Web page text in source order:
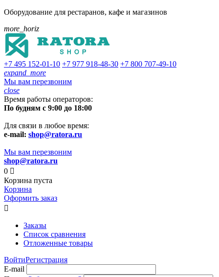
Оборудование для рестаранов, кафе и магазинов
more_horiz
+7 495 152-01-10 +7 977 918-48-30 +7 800 707-49-10
expand_more
Мы вам перезвоним
close
Время работы операторов:
По будням с 9:00 до 18:00
Для связи в любое время:
e-mail: shop@ratora.ru
Мы вам перезвоним
shop@ratora.ru
0 
Корзина пуста
Корзина
Оформить заказ

Заказы
Список сравнения
Отложенные товары
ВойтиРегистрация
E-mail